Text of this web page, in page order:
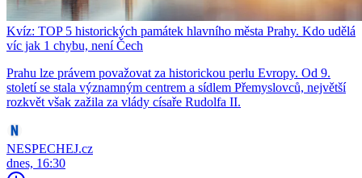
Kvíz: TOP 5 historických památek hlavního města Prahy. Kdo udělá
víc jak 1 chybu, není Čech
Prahu lze právem považovat za historickou perlu Evropy. Od 9.
století se stala významným centrem a sídlem Přemyslovců, největší
rozkvět však zažila za vlády císaře Rudolfa II.
NESPECHEJ.cz
dnes, 16:30